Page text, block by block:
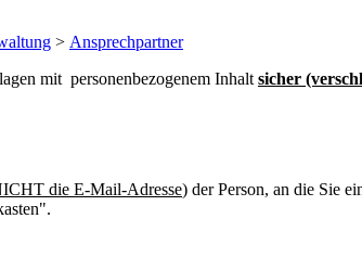
> Ansprechpartner
mit personenbezogenem Inhalt sicher
die E-Mail-Adresse) der Person, an die Sie